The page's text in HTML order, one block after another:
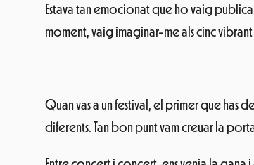
Estava tan emocionat que ho vaig
moment, vaig imaginar-me als cinc
Quan vas a un festival, el primer que has
diferents. Tan bon punt vam creuar la